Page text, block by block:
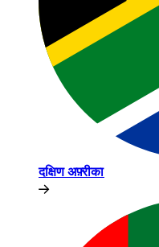
दक्षिण अफ़्रीका​​